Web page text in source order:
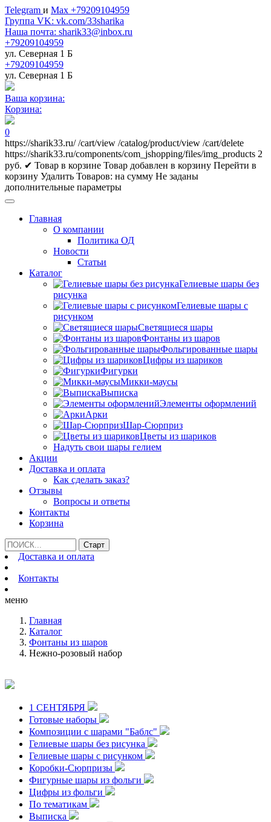
Telegram и Max +79209104959
Группа VK: vk.com/33sharika
Наша почта: sharik33@inbox.ru
+79209104959
ул. Северная 1 Б
+79209104959
ул. Северная 1 Б
Ваша корзина:
Корзина:
0
https://sharik33.ru/ /cart/view /catalog/product/view /cart/delete
https://sharik33.ru/components/com_jshopping/files/img_products 2
руб. ✔ Товар в корзине Товар добавлен в корзину Перейти в
корзину Удалить Товаров: на сумму Не заданы
дополнительные параметры
Главная
О компании
Политика ОД
Новости
Статьи
Каталог
Гелиевые шары без
рисунка
Гелиевые шары с
рисунком
Светящиеся шары
Фонтаны из шаров
Фольгированные шары
Цифры из шариков
Фигурки
Микки-маусы
Выписка
Элементы оформлений
Арки
Шар-Сюрприз
Цветы из шариков
Надуть свои шары гелием
Акции
Доставка и оплата
Как сделать заказ?
Отзывы
Вопросы и ответы
Контакты
Корзина
Доставка и оплата
Контакты
меню
Главная
Каталог
Фонтаны из шаров
Нежно-розовый набор
1 СЕНТЯБРЯ
Готовые наборы
Композиции с шарами "Баблс"
Гелиевые шары без рисунка
Гелиевые шары с рисунком
Коробки-Сюрпризы
Фигурные шары из фольги
Цифры из фольги
По тематикам
Выписка